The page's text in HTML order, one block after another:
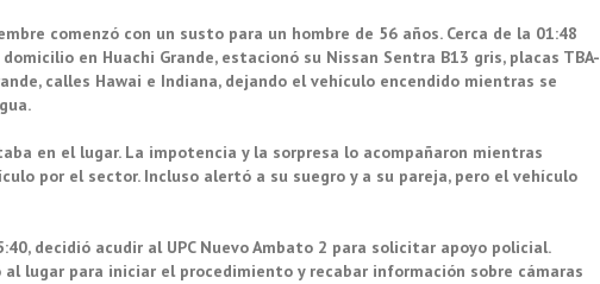
comenzó con un susto para un hombre de 56 años. Cerca de la 01:48
en Huachi Grande, estacionó su Nissan Sentra B13 gris, placas TBA-
calles Hawai e Indiana, dejando el vehículo encendido mientras se
en el lugar. La impotencia y la sorpresa lo acompañaron mientras
por el sector. Incluso alertó a su suegro y a su pareja, pero el vehículo
decidió acudir al UPC Nuevo Ambato 2 para solicitar apoyo policial.
al lugar para iniciar el procedimiento y recabar información sobre cámaras